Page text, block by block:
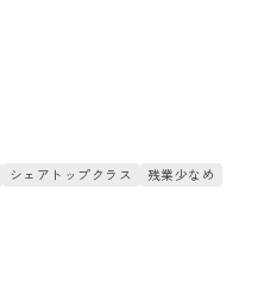
シェアトップクラス 残業少なめ